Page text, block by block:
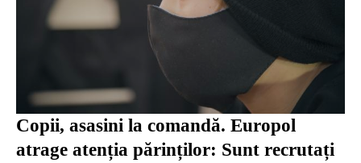
Copii, asasini la comandă. Europol
atrage atenția părinților: Sunt recrutați